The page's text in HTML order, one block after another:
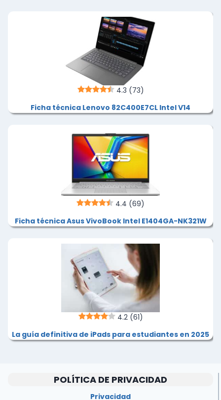
4.3 (73)
Ficha técnica Lenovo 82C400E7CL Intel V14
4.4 (69)
Ficha técnica Asus VivoBook Intel E1404GA-NK321W
4.2 (61)
La guía definitiva de iPads para estudiantes en 2025
POLÍTICA DE PRIVACIDAD
Privacidad